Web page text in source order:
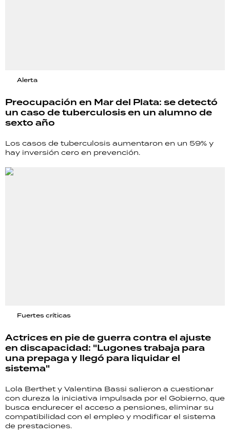
Alerta
Preocupación en Mar del Plata: se detectó
un caso de tuberculosis en un alumno de
sexto año
Los casos de tuberculosis aumentaron en un 59% y
hay inversión cero en prevención.
Fuertes críticas
Actrices en pie de guerra contra el ajuste
en discapacidad: "Lugones trabaja para
una prepaga y llegó para liquidar el
sistema"
Lola Berthet y Valentina Bassi salieron a cuestionar
con dureza la iniciativa impulsada por el Gobierno, que
busca endurecer el acceso a pensiones, eliminar su
compatibilidad con el empleo y modificar el sistema
de prestaciones.